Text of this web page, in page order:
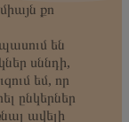
քո
են
սննդի,
եմ, որ
ընկերներ
ավելի